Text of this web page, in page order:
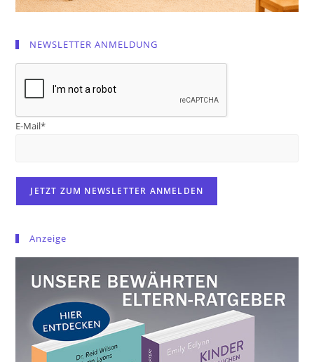
NEWSLETTER ANMELDUNG
E-Mail*
Anzeige